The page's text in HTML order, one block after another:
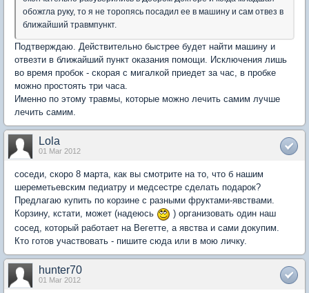
обожгла руку, то я не торопясь посадил ее в машину и сам отвез в
ближайший травмпункт.
Подтверждаю. Действительно быстрее будет найти машину и
отвезти в ближайший пункт оказания помощи. Исключения лишь
во время пробок - скорая с мигалкой приедет за час, в пробке
можно простоять три часа.
Именно по этому травмы, которые можно лечить самим лучше
лечить самим.
Lola
01 Mar 2012
соседи, скоро 8 марта, как вы смотрите на то, что б нашим
шереметьевским педиатру и медсестре сделать подарок?
Предлагаю купить по корзине с разными фруктами-явствами.
Корзину, кстати, может (надеюсь
) организовать один наш
сосед, который работает на Вегетте, а явства и сами докупим.
Кто готов участвовать - пишите сюда или в мою личку.
hunter70
01 Mar 2012